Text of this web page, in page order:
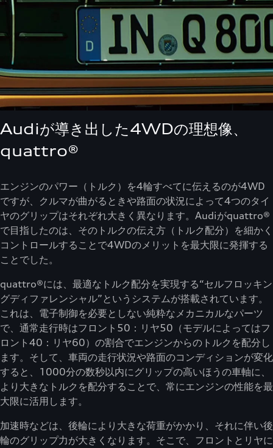
Audiが導き出した4WDの理想像、
quattro®
エンジンのパワー（トルク）を4輪すべてに伝えるのが4WD
ですが、クルマが曲がるときや路面の状況によって4つのタイ
ヤのグリップはそれぞれ大きく異なります。Audiがquattro®
で目指したのは、そのトルクの伝え方（トルク配分）を細かく
コントロールすることで4WDのメリットを最大限に発揮する
ことでした。
quattro®には、最適なトルク配分を実現する“セルフロッキン
グディファレンシャル”というシステムが搭載されています。
これは、電子制御を必要としない純粋なメカニカルなパーツ
で、通常走行時はフロント50：リヤ50（モデルによってはフ
ロント40：リヤ60）の割合でエンジンからのトルクを配分し
ます。そして、車両の走行状況や路面のコンディションが変化
すると、1000分の数秒以内にグリップの高いほうの車軸に、
より大きなトルクを配分することで、常にエンジンの性能を最
大限に活用します。
加速時などは、後輪により大きな荷重がかかり、それに伴い後
輪のグリップ力が大きくなります。そこで、フロントとリヤに